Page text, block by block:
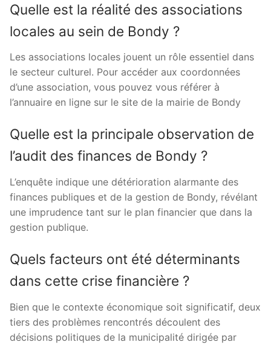
Quelle est la réalité des associations
locales au sein de Bondy ?
Les associations locales jouent un rôle essentiel dans
le secteur culturel. Pour accéder aux coordonnées
d’une association, vous pouvez vous référer à
l’annuaire en ligne sur le site de la mairie de Bondy
Quelle est la principale observation de
l’audit des finances de Bondy ?
L’enquête indique une détérioration alarmante des
finances publiques et de la gestion de Bondy, révélant
une imprudence tant sur le plan financier que dans la
gestion publique.
Quels facteurs ont été déterminants
dans cette crise financière ?
Bien que le contexte économique soit significatif, deux
tiers des problèmes rencontrés découlent des
décisions politiques de la municipalité dirigée par